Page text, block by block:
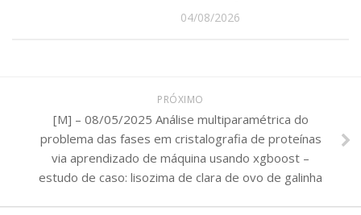
04/08/2026
PRÓXIMO
[M] – 08/05/2025 Análise multiparamétrica do
problema das fases em cristalografia de proteínas
via aprendizado de máquina usando xgboost –
estudo de caso: lisozima de clara de ovo de galinha